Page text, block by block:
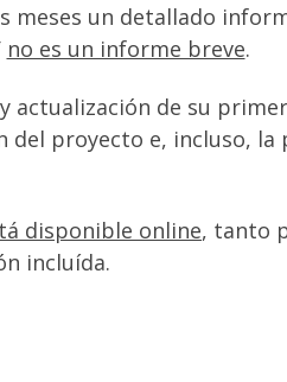
un detallado
no es un informe breve.
de su
proyecto e, incluso,
disponible online, tanto
incluída.